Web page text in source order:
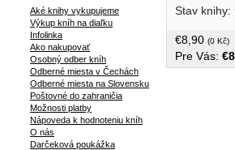
populácie a
ríbezlí,
opatrenia
slivkovín,
Stav knihy:
€8,90 (0 Kč)
Pre Vás:
Aké knihy vykupujeme
Výkup kníh na diaľku
Infolinka
Ako nakupovať
Osobný odber kníh
Odberné miesta v Čechách
Odberné miesta na Slovensku
Poštovné do zahraničia
Možnosti platby
Nápoveda k hodnoteniu kníh
O nás
Darčeková poukážka